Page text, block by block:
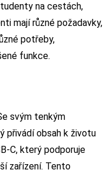
na cestách,
mají různé požadavky,
potřeby,
funkce.
svým tenkým
přivádí obsah k životu
C, který podporuje
zařízení. Tento